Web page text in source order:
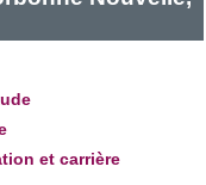
relatives aux
sur l'utilisation de
sociaux, de
celles-ci avec
fournies ou qu'ils
et carrière